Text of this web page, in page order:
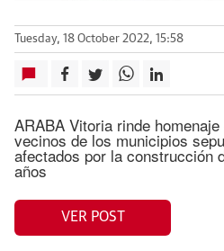
Tuesday, 18 October 2022, 15:58
ARABA Vitoria rinde
vecinos de los municipios
afectados por la construcción
años
VER POST